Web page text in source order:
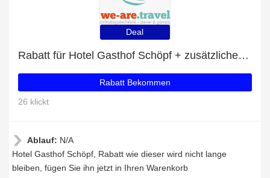
Deal
Rabatt für Hotel Gasthof Schöpf + zusätzlicher 7%-Rabattgutschein
Rabatt Bekommen
26 klickt
Ablauf: N/A
Hotel Gasthof Schöpf, Rabatt wie dieser wird nicht lange
bleiben, fügen Sie ihn jetzt in Ihren Warenkorb